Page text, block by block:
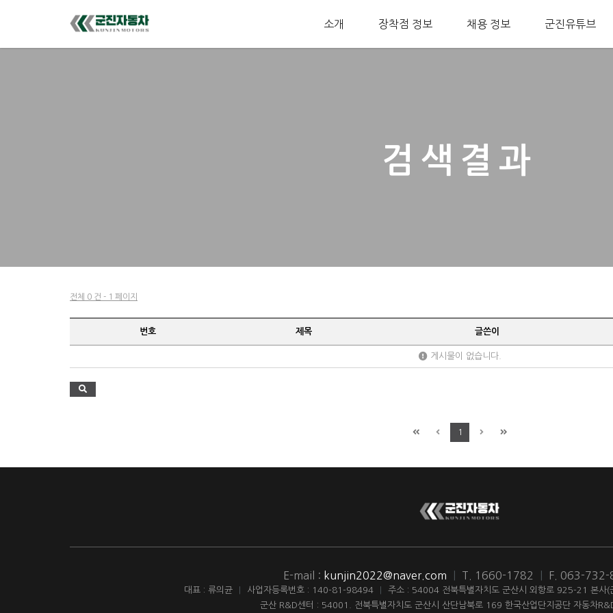
소개 장착점 정보 채용 정보 군진유튜브
검색결과
전체 0 건 - 1 페이지
번호 제목 글쓴이
게시물이 없습니다.
1
E-mail : kunjin2022@naver.com T. 1660-1782 F. 063-732-
대표 : 류의균 사업자등록번호 : 140-81-98494
주소 : 54004 전북특별자치도 군산시 외항로 925-21 본사(
군산 R&D센터 : 54001. 전북특별자치도 군산시 산단남북로 169 한국산업단지공단 자동차